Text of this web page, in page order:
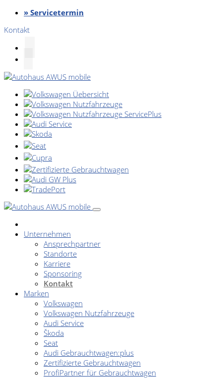
» Servicetermin
Kontakt
Unternehmen
Ansprechpartner
Standorte
Karriere
Sponsoring
Kontakt
Marken
Volkswagen
Volkswagen Nutzfahrzeuge
Audi Service
Škoda
Seat
Audi Gebrauchtwagen:plus
Zertifizierte Gebrauchtwagen
ProfiPartner für Gebrauchtwagen